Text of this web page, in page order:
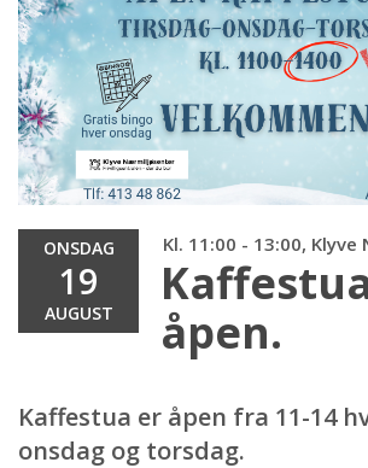
ONSDAG
19
AUGUST
Kl. 11:00 - 13:00,
åpen.
Kaffestua er åpen fra 11-14
onsdag og torsdag.